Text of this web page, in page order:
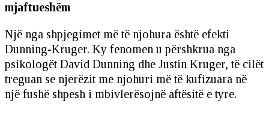
mjaftueshëm
Një nga shpjegimet më të njohura është efekti
Dunning-Kruger. Ky fenomen u përshkrua nga
psikologët David Dunning dhe Justin Kruger, të cilët
treguan se njerëzit me njohuri më të kufizuara në
një fushë shpesh i mbivlerësojnë aftësitë e tyre.